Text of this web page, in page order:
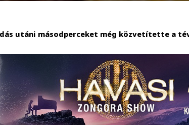
utáni másodperceket még közvetítette a